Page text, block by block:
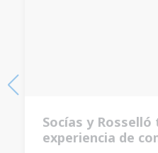
Socías y
experiencia de